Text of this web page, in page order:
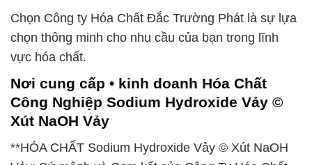
Chọn Công ty Hóa Chất Đắc Trường Phát là sự lựa
chọn thông minh cho nhu cầu của bạn trong lĩnh
vực hóa chất.
Nơi cung cấp • kinh doanh Hóa Chất
Công Nghiệp Sodium Hydroxide Vảy ©
Xút NaOH Vảy
**HÓA CHẤT Sodium Hydroxide Vảy © Xút NaOH